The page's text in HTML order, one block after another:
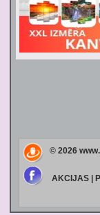
© 2026
AKCIJAS|